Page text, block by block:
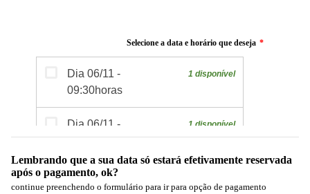
Selecione a data e horário que deseja *
Lembrando que a sua data só estará efetivamente reservada
após o pagamento, ok?
continue preenchendo o formulário para ir para opção de pagamento